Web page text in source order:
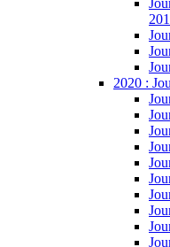
2020 :